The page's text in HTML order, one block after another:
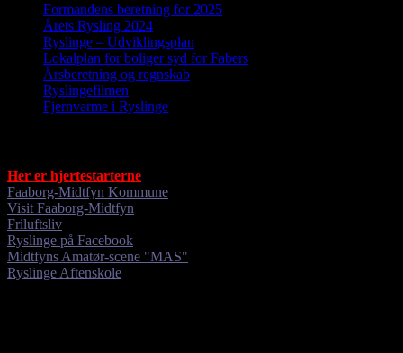
Formandens beretning for 2025
Årets Rysling 2024
Ryslinge – Udviklingsplan
Lokalplan for boliger syd for Fabers
Årsberetning og regnskab
Ryslingefilmen
Fjernvarme i Ryslinge
Her er hjertestarterne
Faaborg-Midtfyn Kommune
Visit Faaborg-Midtfyn
Friluftsliv
Ryslinge på Facebook
Midtfyns Amatør-scene "MAS"
Ryslinge Aftenskole